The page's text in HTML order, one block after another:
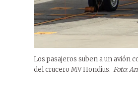
Los pasajeros suben a un avión
del crucero MV Hondius. Foto: